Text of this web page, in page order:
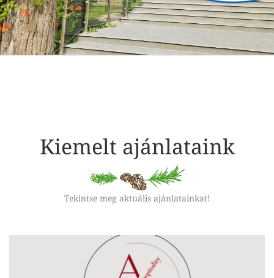
Kiemelt ajánlataink
Tekintse meg aktuális ajánlatainkat!